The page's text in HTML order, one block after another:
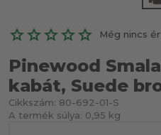
Még nincs
Pinewood
kabát, Suede
Cikkszám: 80-692-01-S
A termék súlya: 0,95 kg